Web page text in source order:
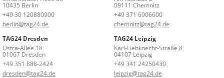
10435 Berlin
+49 30 120880900
berlin@tag24.de
09111 Chemnitz
+49 371 6906600
chemnitz@tag24.de
TAG24 Dresden
Ostra-Allee 18
01067 Dresden
+49 351 888-2424
dresden@tag24.de
TAG24 Leipzig
Karl-Liebknecht-Straße 8
04107 Leipzig
+49 341 24250430
leipzig@tag24.de